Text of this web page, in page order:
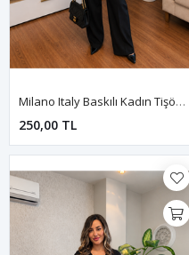
Milano Italy Baskılı Kadın Tişört-Siyah
250,00 TL